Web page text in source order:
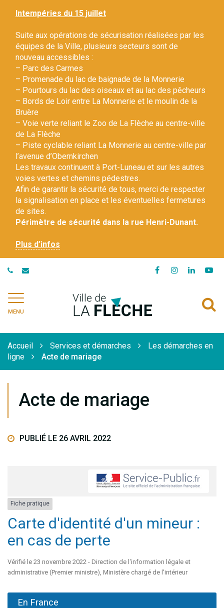
Intempéries du 15 juillet
Suite aux opérations de sécurisation réalisées par les
équipes de la Ville, plusieurs secteurs sont de
nouveau accessibles :
– Parc des Carmes
– Promenade du lac de baignade de la Monnerie
– Pourtours du lac des oiseaux et au lac des pêcheurs
– Bords de Loir entre La Monnerie et le moulin de la
Bruère
– Voie verte reliant le Zoo de La Flèche au centre-ville
de La Flèche
– Piste cyclable reliant La Monnerie au centre-ville par
l’avenue d’Obernkirchen
Les travaux continuent à Port-Luneau et sur les autres
voies vertes et chemins pédestres.
Afin de garantir la sécurité de tous, merci de respecter
la signalisation en place et les éventuelles fermetures
de sites.
Périmètre de sécurité dans la rue Henri-Dunant.
Plus d’infos
Lien
Lien
compte
Instagram
Lien
compte
MENU
Accueil Services et démarches
Les démarches en
ligne
Acte de mariage
Acte de mariage
PUBLIÉ LE 26 AVRIL 2022
Fiche pratique
Carte d'identité d'un mineur :
en cas de perte
Vérifié le 23 novembre 2022 - Direction de l'information légale et
administrative (Premier ministre), Ministère chargé de l'intérieur
En France